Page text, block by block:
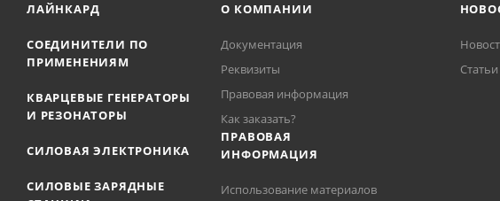
ЛАЙНКАРД
СОЕДИНИТЕЛИ ПО
ПРИМЕНЕНИЯМ
КВАРЦЕВЫЕ ГЕНЕРАТОРЫ
И РЕЗОНАТОРЫ
СИЛОВАЯ ЭЛЕКТРОНИКА
СИЛОВЫЕ ЗАРЯДНЫЕ
О КОМПАНИИ
Документация
Реквизиты
Правовая информация
Как заказать?
ПРАВОВАЯ
ИНФОРМАЦИЯ
Использование материалов
Статьи